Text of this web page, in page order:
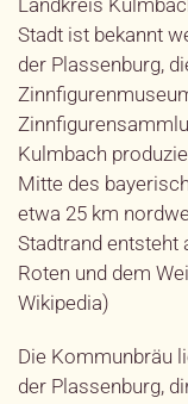
Landkreis
Stadt ist bekannt
der Plassenburg,
Kulmbach
Mitte des
etwa 25 km
Stadtrand entsteht
Roten und dem
Wikipedia)
Die Kommunbräu
der Plassenburg,